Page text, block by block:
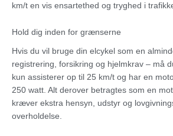
km/t en vis ensartethed og tryghed i
Hold dig inden for grænserne
Hvis du vil bruge din elcykel som en
registrering, forsikring og hjelmkrav – må
kun assisterer op til 25 km/t og har en
250 watt. Alt derover betragtes som en
kræver ekstra hensyn, udstyr og
overholdelse.